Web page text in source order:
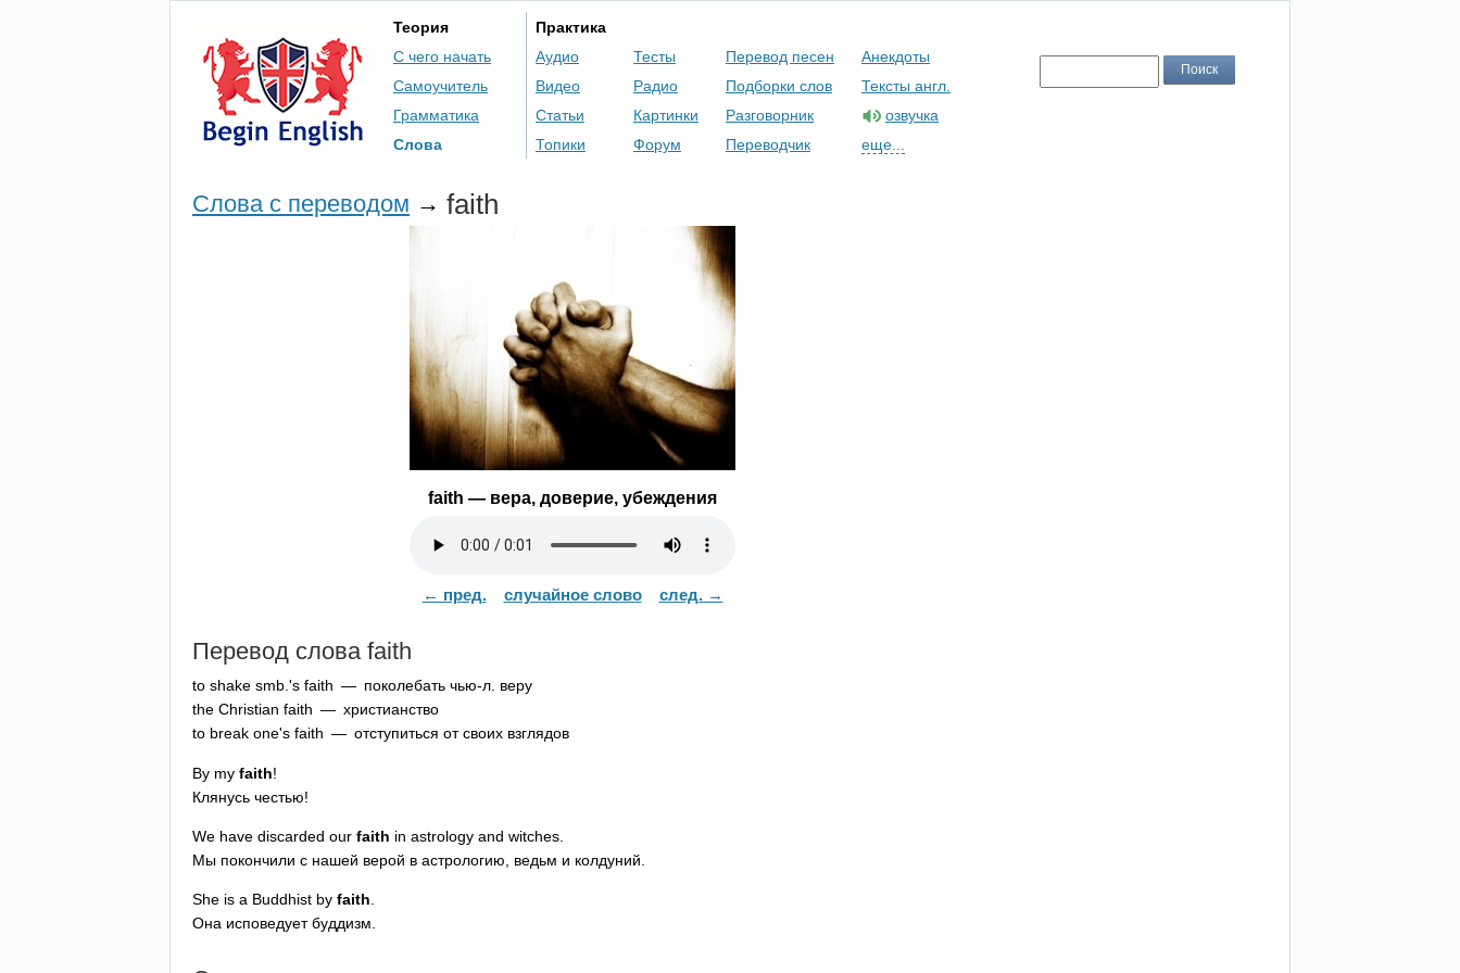
Теория
С чего начать
Самоучитель
Грамматика
Слова
Практика
Аудио
Видео
Статьи
Топики
Тесты
Радио
Картинки
Форум
Перевод песен
Подборки слов
Разговорник
Переводчик
Анекдоты
Тексты англ.
озвучка
еще...
Слова с переводом → faith
faith — вера, доверие, убеждения
← пред. случайное слово след. →
Перевод слова faith
to shake smb .'s faith — поколебать чью-л. веру
the Christian faith — христианство
to break one's faith — отступиться от своих взглядов
By my faith!
Клянусь честью!
We have discarded our faith in astrology and witches
Мы покончили с нашей верой в астрологию, ведьм и колдуний.
She is a Buddhist by faith.
Она исповедует буддизм.